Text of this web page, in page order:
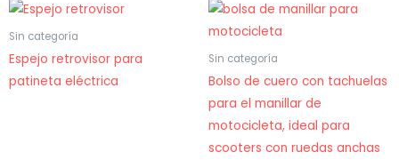
Sin categoría
Espejo retrovisor para
patineta eléctrica
Sin categoría
Bolso de cuero con tachuelas
para el manillar de
motocicleta, ideal para
scooters con ruedas anchas